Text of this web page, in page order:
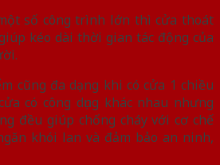
số công trình lớn thì cửa thoát
kéo dài thời gian tác động của
cũng đa dạng khi có cửa 1 chiều
có công dụng khác nhau nhưng
đều giúp chống cháy với cơ chế
khói lan và đảm bảo an ninh,